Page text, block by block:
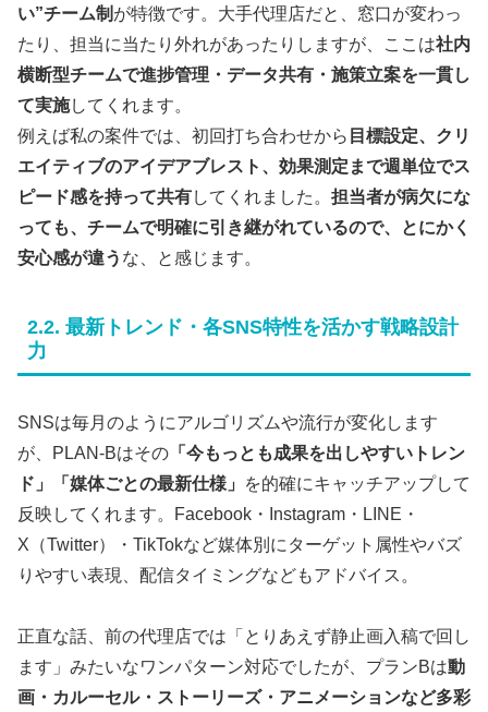
い”チーム制 が特徴です。大手代理店だと、窓口が変わっ
たり、担当に当たり外れがあったりしますが、ここは社内
横断型チームで進捗管理・データ共有・施策立案を一貫し
て実施してくれます。
例えば私の案件では、初回打ち合わせから 目標設定、クリ
エイティブのアイデアブレスト、効果測定まで週単位でス
ピード感を持って共有してくれました。 担当者が病欠にな
っても、チームで明確に引き継がれているので、とにかく
安心感が違う な、と感じます。
2.2. 最新トレンド・各SNS特性を活かす戦略設計
力
SNSは毎月のようにアルゴリズムや流行が変化します
が、PLAN-Bはその 「今もっとも成果を出しやすいトレン
ド」「媒体ごとの最新仕様」
を的確にキャッチアップして
反映してくれます。Facebook・Instagram・LINE・
X（Twitter）・TikTokなど媒体別にターゲット属性やバズ
りやすい表現、配信タイミングなどもアドバイス。
正直な話、前の代理店では「とりあえず静止画入稿で回し
ます」みたいなワンパターン対応でしたが、プランBは動
画・カルーセル・ストーリーズ・アニメーションなど多彩